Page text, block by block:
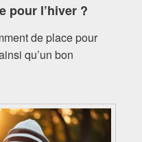
pour l’hiver ?
de place pour
qu’un bon